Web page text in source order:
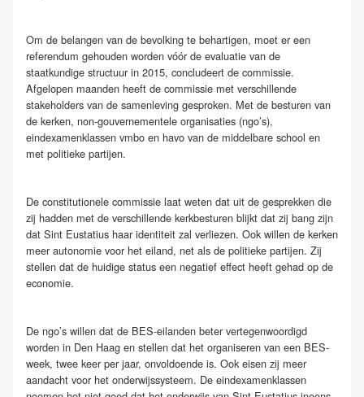
Om de belangen van de bevolking te behartigen, moet er een
referendum gehouden worden vóór de evaluatie van de
staatkundige structuur in 2015, concludeert de commissie.
Afgelopen maanden heeft de commissie met verschillende
stakeholders van de samenleving gesproken. Met de besturen van
de kerken, non-gouvernementele organisaties (ngo’s),
eindexamenklassen vmbo en havo van de middelbare school en
met politieke partijen.
De constitutionele commissie laat weten dat uit de gesprekken die
zij hadden met de verschillende kerkbesturen blijkt dat zij bang zijn
dat Sint Eustatius haar identiteit zal verliezen. Ook willen de kerken
meer autonomie voor het eiland, net als de politieke partijen. Zij
stellen dat de huidige status een negatief effect heeft gehad op de
economie.
De ngo’s willen dat de BES-eilanden beter vertegenwoordigd
worden in Den Haag en stellen dat het organiseren van een BES-
week, twee keer per jaar, onvoldoende is. Ook eisen zij meer
aandacht voor het onderwijssysteem. De eindexamenklassen